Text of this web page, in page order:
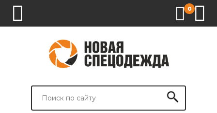
0
СПЕЦОДЕЖДА
СПЕЦОБУВЬ
СРЕДСТВА
ВСПОМОГАТЕЛЬНЫЕ
БРЕНДИРОВАНИЕ